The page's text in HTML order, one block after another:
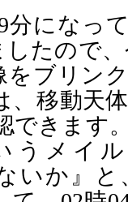
分になっ
たので
をブリン
、移動天
できます
うメイ
いか』と